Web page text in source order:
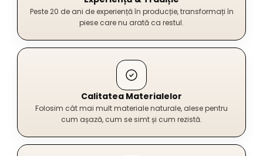
Peste 20 de ani de experiență în producție, transformați în
piese care nu arată ca restul.
Calitatea Materialelor
Folosim cât mai mult materiale naturale, alese pentru
cum așază, cum se simt și cum rezistă.